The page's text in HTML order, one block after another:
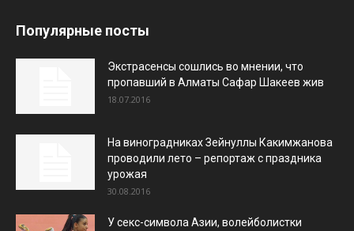
Популярные посты
Экстрасенсы сошлись во мнении, что
пропавший в Алматы Сафар Шакеев жив
18.07.2016
На виноградниках Зейнуллы Какимжанова
проводили лето – репортаж с праздника
урожая
30.08.2016
У секс-символа Азии, волейболистки